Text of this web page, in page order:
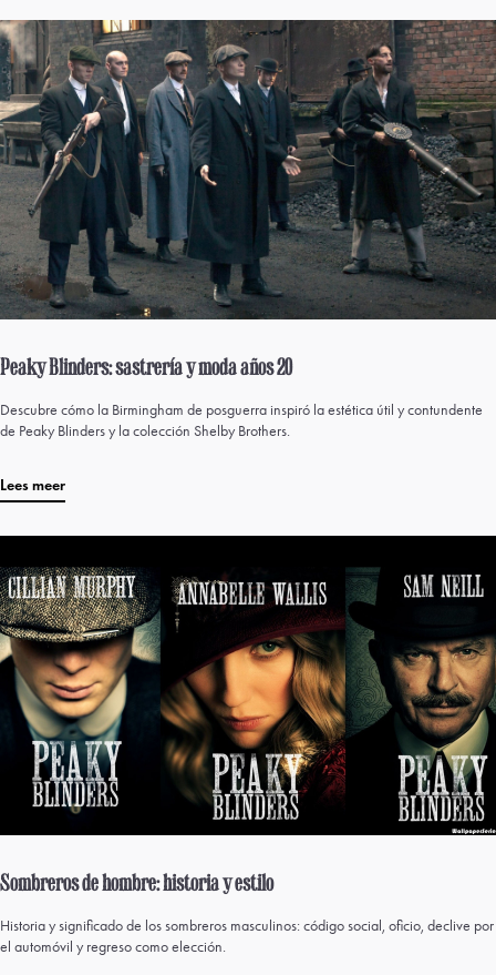
Peaky Blinders: sastrería y moda años 20
Descubre cómo la Birmingham de posguerra inspiró la estética útil y contundente
de Peaky Blinders y la colección Shelby Brothers.
Lees meer
Sombreros de hombre: historia y estilo
Historia y significado de los sombreros masculinos: código social, oficio, declive por
el automóvil y regreso como elección.